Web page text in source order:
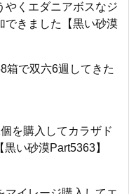
やくエダニアボスなジ
できました【黒い砂漠
箱で双六6週してきた
を購入してカラザド
い砂漠Part5363】